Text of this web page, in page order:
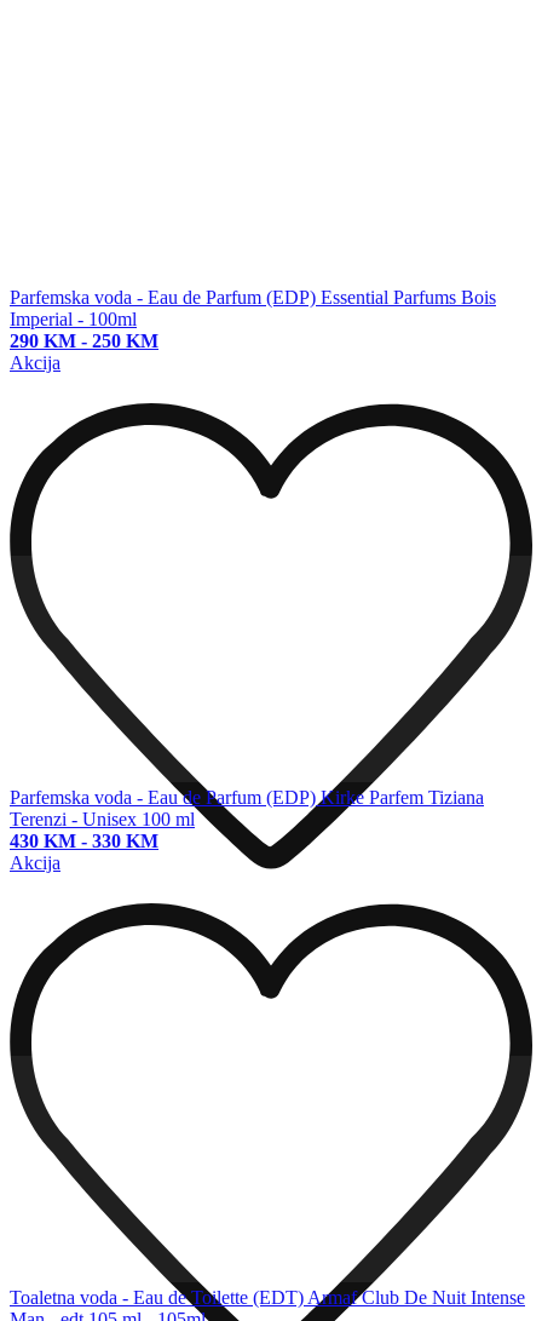
Parfemska voda - Eau de Parfum (EDP) Essential Parfums Bois
Imperial - 100ml
290 KM - 250 KM
Akcija
Parfemska voda - Eau de Parfum (EDP) Kirke Parfem Tiziana
Terenzi - Unisex 100 ml
430 KM - 330 KM
Akcija
Toaletna voda - Eau de Toilette (EDT) Armaf Club De Nuit Intense